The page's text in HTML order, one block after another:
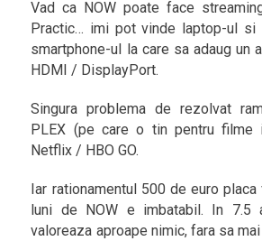
Vad ca NOW poate face
Practic… imi pot vinde laptop-ul si
smartphone-ul la care sa adaug un
HDMI / DisplayPort.
Singura problema de rezolvat
PLEX (pe care o tin pentru filme
Netflix / HBO GO.
Iar rationamentul 500 de euro
luni de NOW e imbatabil. In 7.5
valoreaza aproape nimic, fara sa